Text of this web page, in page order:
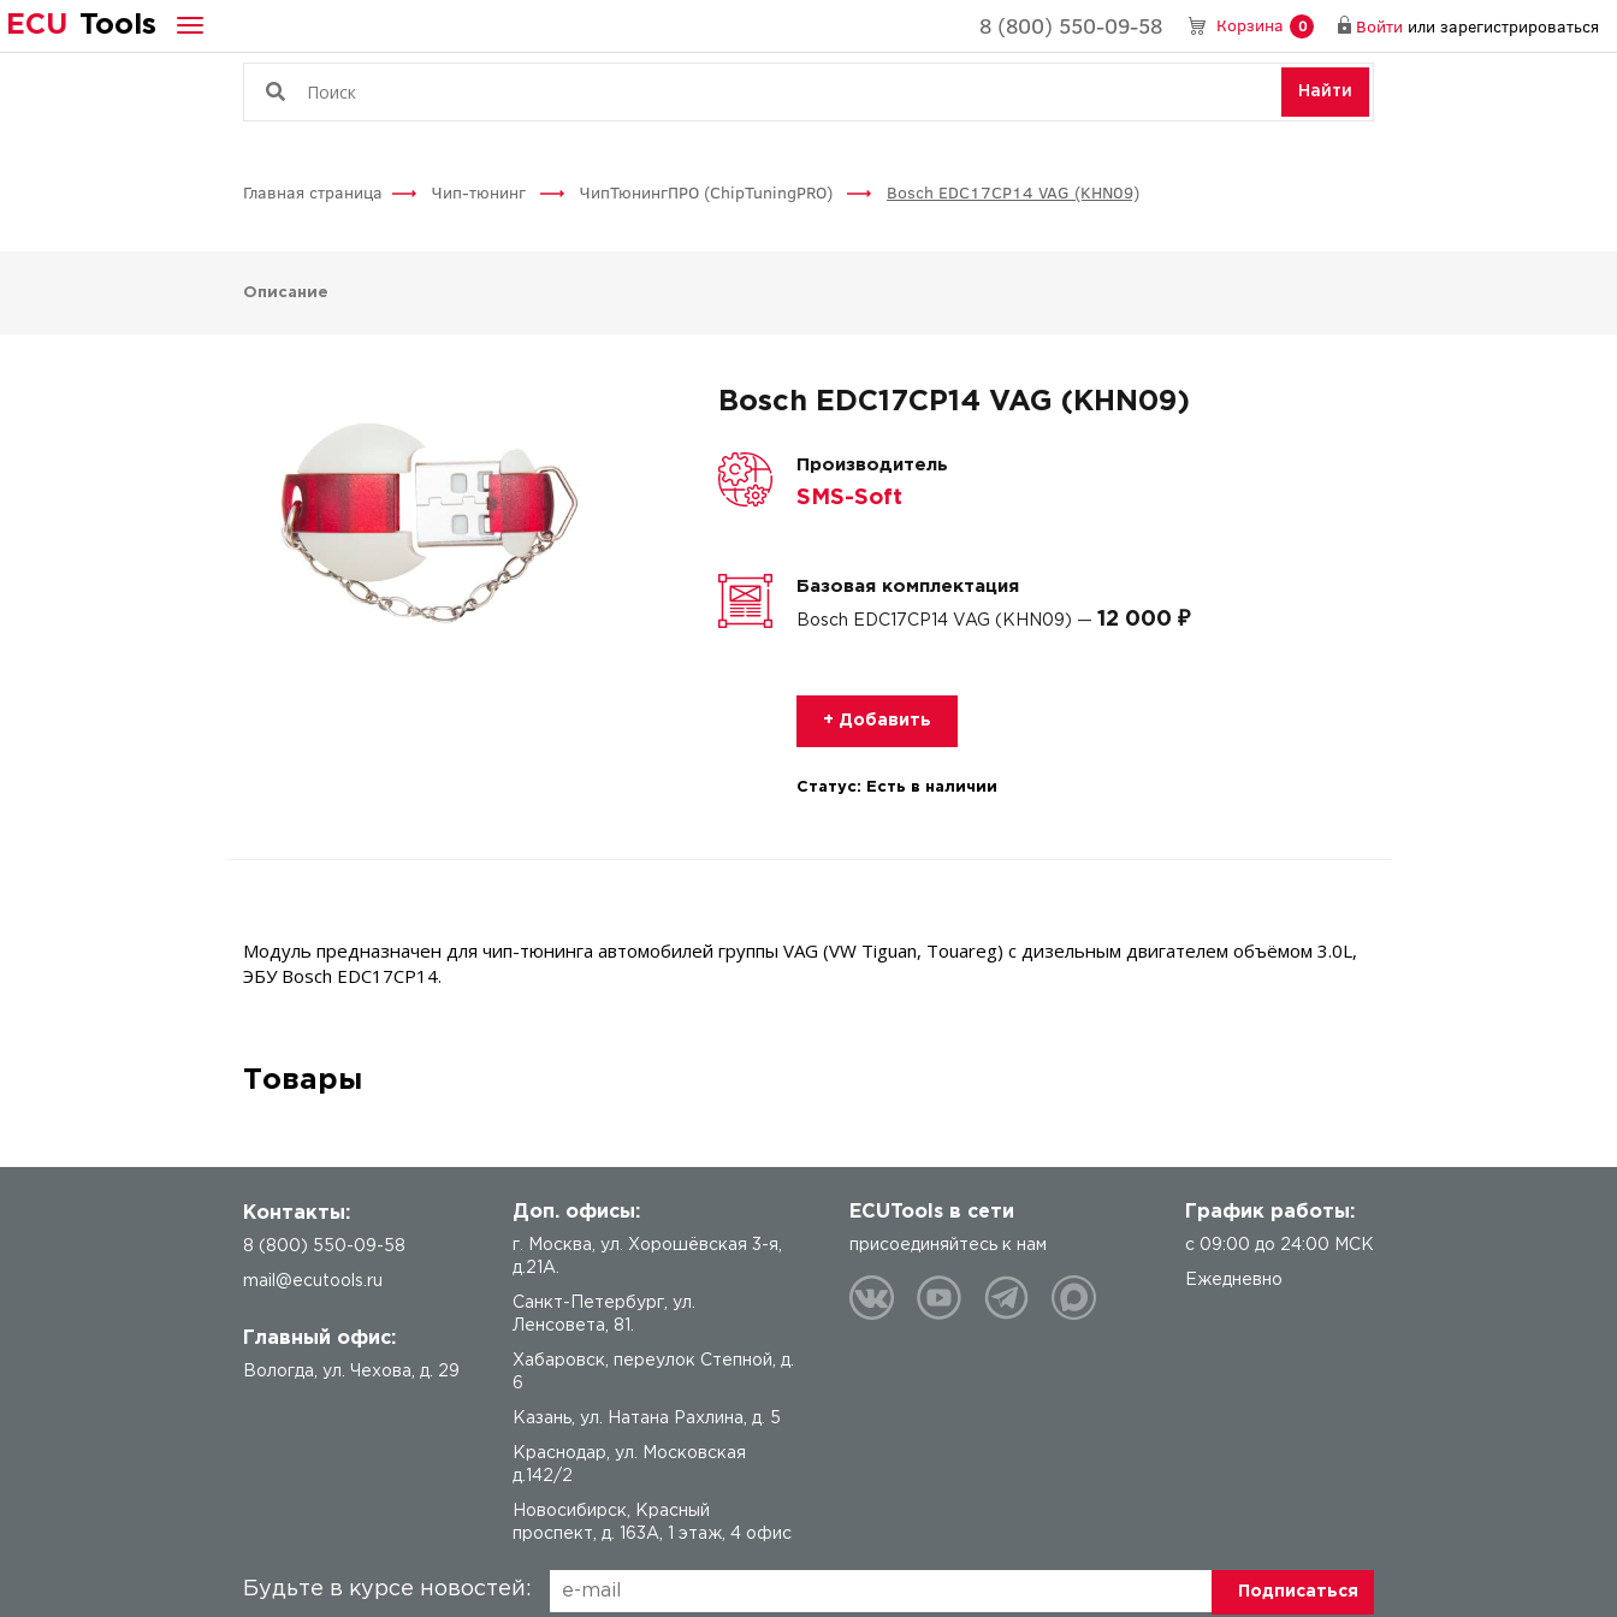
ECU Tools 8 (800) 550-09-58 Корзина 0 Войти или зарегистрироваться
Найти
Главная страница Чип-тюнинг ЧипТюнингПРО (ChipTuningPRO) Bosch EDC17CP14 VAG (KHN09)
Описание
Bosch EDC17CP14 VAG (KHN09)
Производитель
SMS-Soft
Базовая комплектация
Bosch EDC17CP14 VAG (KHN09) — 12 000 ₽
+ Добавить
Статус: Есть в наличии
Модуль предназначен для чип-тюнинга автомобилей группы VAG (VW Tiguan, Touareg) с дизельным двигателем объёмом 3.0L,
ЭБУ Bosch EDC17CP14.
Товары
Контакты:
8 (800) 550-09-58
mail@ecutools.ru
Главный офис:
Вологда ул. Чехова, д. 29
Доп. офисы:
г. Москва, ул. Хорошёвская 3-я,
д.21А.
Санкт-Петербург, ул.
Ленсовета, 81.
Хабаровск, переулок Степной, д.
6
Казань, ул. Натана Рахлина, д. 5
Краснодар, ул. Московская
д.142/2
Новосибирск, Красный
проспект, д. 163А, 1 этаж, 4 офис
ECUTools в сети
присоединяйтесь к нам
График работы:
с 09:00 до 24:00 МСК
Ежедневно
Будьте в курсе новостей: